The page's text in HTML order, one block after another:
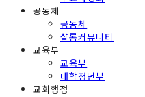
공동체
공동체
샬롬커뮤니티
교육부
교육부
대학청년부
교회행정